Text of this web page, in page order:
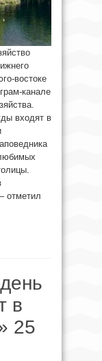
востоке
канале
входят в
отметил
в
25